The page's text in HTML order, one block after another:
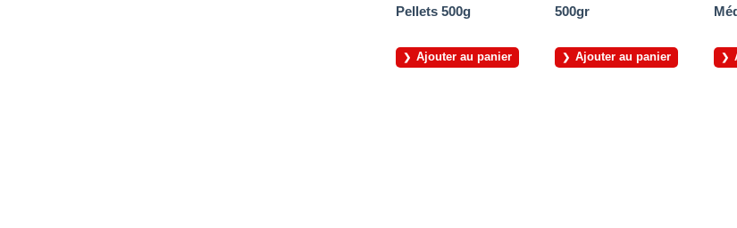
Pellets 500g
Ajouter au panier
500gr
Ajouter au panier